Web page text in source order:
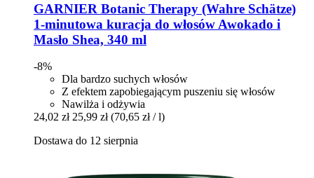
GARNIER Botanic Therapy (Wahre Schätze)
1-​minutowa kuracja do włosów Awokado i
Masło Shea, 340 ml
-8%
Dla bardzo suchych włosów
Z efektem zapobiegającym puszeniu się włosów
Nawilża i odżywia
24,02 zł 25,99 zł (70,65 zł / l)
Dostawa do 12 sierpnia